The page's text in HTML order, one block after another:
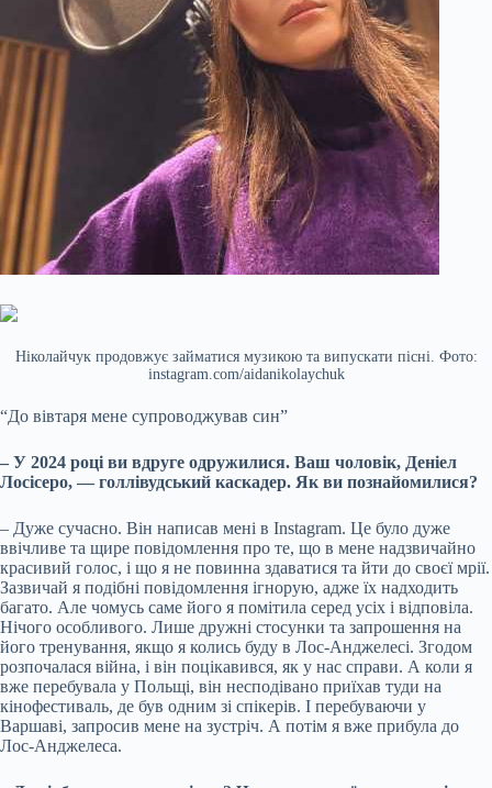
Ніколайчук продовжує займатися музикою та випускати пісні. Фото:
instagram.com/aidanikolaychuk
“До вівтаря мене супроводжував син”
– У 2024 році ви вдруге одружилися. Ваш чоловік, Деніел
Лосісеро, — голлівудський каскадер. Як ви познайомилися?
– Дуже сучасно. Він написав мені в Instagram. Це було дуже
ввічливе та щире повідомлення про те, що в мене надзвичайно
красивий голос, і що я не повинна здаватися та йти до своєї мрії.
Зазвичай я подібні повідомлення ігнорую, адже їх надходить
багато. Але чомусь саме його я помітила серед усіх і відповіла.
Нічого особливого. Лише дружні стосунки та запрошення на
його тренування, якщо я колись буду в Лос-Анджелесі. Згодом
розпочалася війна, і він поцікавився, як у нас справи. А коли я
вже перебувала у Польщі, він несподівано приїхав туди на
кінофестиваль, де був одним зі спікерів. І перебуваючи у
Варшаві, запросив мене на зустріч. А потім я вже прибула до
Лос-Анджелеса.